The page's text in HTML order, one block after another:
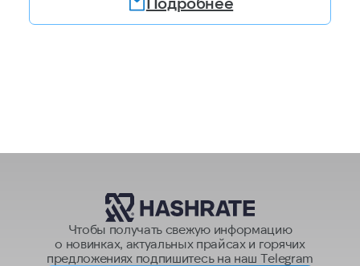
Чтобы получать свежую информацию
о новинках, актуальных прайсах и горячих
предложениях подпишитесь на наш Telegram